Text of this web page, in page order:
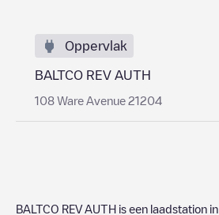
Oppervlak
BALTCO REV AUTH
108 Ware Avenue 21204
BALTCO REV AUTH is een laadstation in